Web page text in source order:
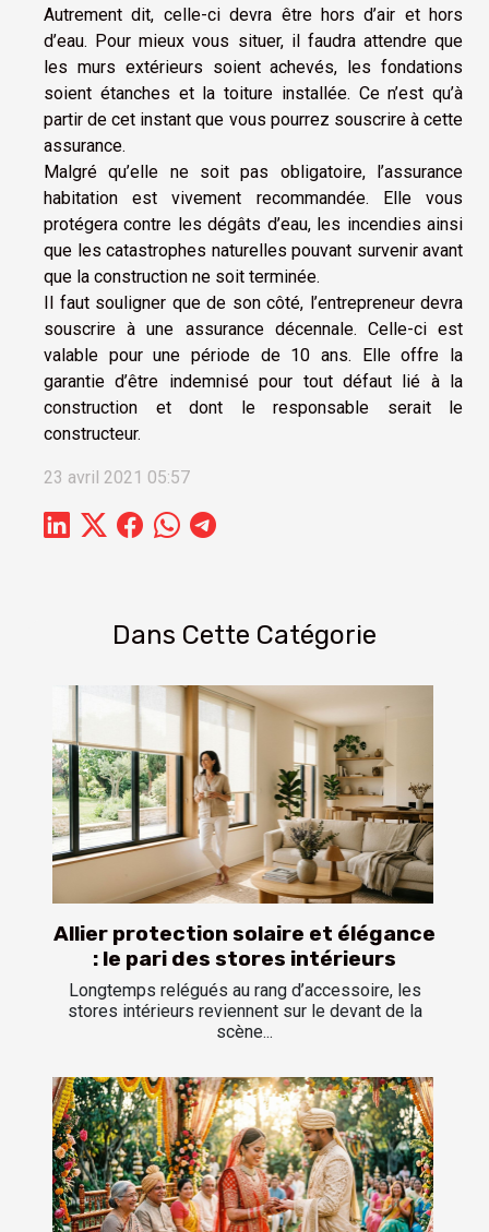
Dans Cette Catégorie
Allier protection solaire et élégance
: le pari des stores intérieurs
Longtemps relégués au rang d’accessoire, les
stores intérieurs reviennent sur le devant de la
scène...
Autrement dit, celle-ci devra être hors d’air et hors
d’eau. Pour mieux vous situer, il faudra attendre que
les murs extérieurs soient achevés, les fondations
soient étanches et la toiture installée. Ce n’est qu’à
partir de cet instant que vous pourrez souscrire à cette
assurance.
Malgré qu’elle ne soit pas obligatoire, l’assurance
habitation est vivement recommandée. Elle vous
protégera contre les dégâts d’eau, les incendies ainsi
que les catastrophes naturelles pouvant survenir avant
que la construction ne soit terminée.
Il faut souligner que de son côté, l’entrepreneur devra
souscrire à une assurance décennale. Celle-ci est
valable pour une période de 10 ans. Elle offre la
garantie d’être indemnisé pour tout défaut lié à la
construction et dont le responsable serait le
constructeur.
23 avril 2021 05:57